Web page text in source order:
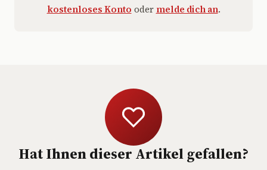
kostenloses Konto oder melde dich an.
Hat Ihnen dieser Artikel gefallen?